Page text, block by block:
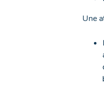
Une